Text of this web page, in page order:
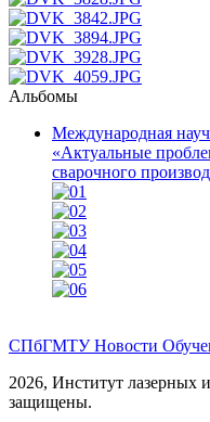
Альбомы
Международная
«Актуальные
сварочного
СПбГМТУНовости
2026, Институт лазерных
защищены.